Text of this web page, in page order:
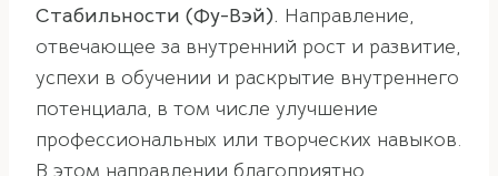
Стабильности (Фу-Вэй). Направление,
отвечающее за внутренний рост и развитие,
успехи в обучении и раскрытие внутреннего
потенциала, в том числе улучшение
профессиональных или творческих навыков.
В этом направлении благоприятно